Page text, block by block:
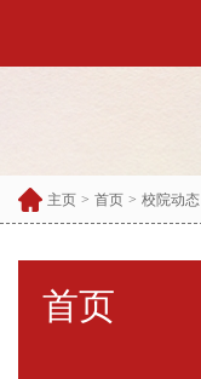
主页 > 首页 > 校院动态
首页